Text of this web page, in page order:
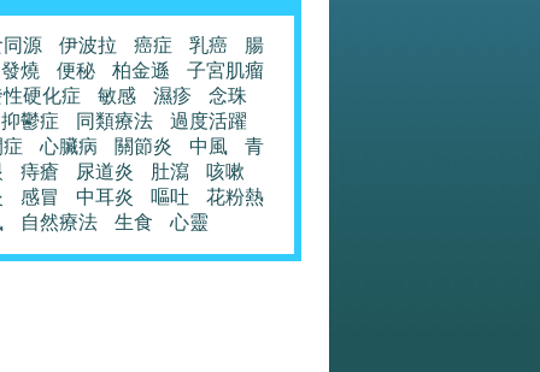
源 伊波拉 癌症 乳癌
腸
發燒
便秘 柏金遜
子宮肌瘤
硬化症
敏感 濕疹
念珠
抑鬱症
同類療法
過度活躍
心臟病 關節炎 中風
青
痔瘡 尿道炎 肚瀉
咳嗽
感冒 中耳炎 嘔吐
花粉熱
自然療法 生食 心靈